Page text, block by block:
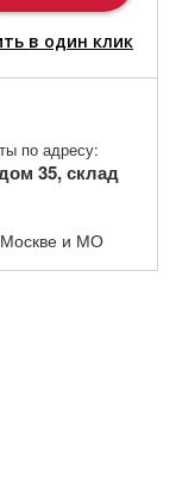
в один клик
по адресу:
35, склад
Москве и МО